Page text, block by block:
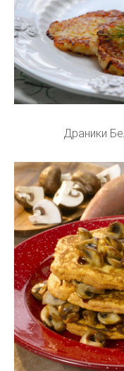
Драники